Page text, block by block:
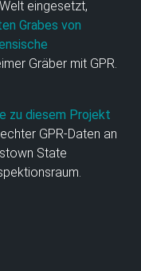
eingesetzt,
Grabes von
Gräber mit GPR.
zu diesem Projekt
GPR-Daten an
State